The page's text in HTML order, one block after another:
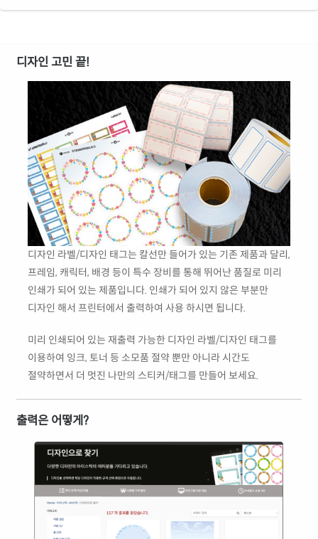
디자인 고민 끝!
디자인 라벨/디자인 태그는 칼선만 들어가 있는 기존 제품과 달리,
프레임, 캐릭터, 배경 등이 특수 장비를 통해 뛰어난 품질로 미리
인쇄가 되어 있는 제품입니다. 인쇄가 되어 있지 않은 부분만
디자인 해서 프린터에서 출력하여 사용 하시면 됩니다.
미리 인쇄되어 있는 재출력 가능한 디자인 라벨/디자인 태그를
이용하여 잉크, 토너 등 소모품 절약 뿐만 아니라 시간도
절약하면서 더 멋진 나만의 스티커/태그를 만들어 보세요.
출력은 어떻게?